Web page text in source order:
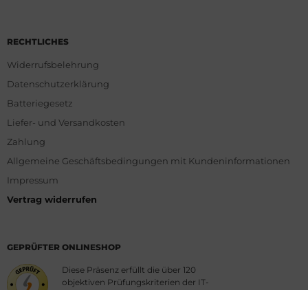
RECHTLICHES
Widerrufsbelehrung
Datenschutzerklärung
Batteriegesetz
Liefer- und Versandkosten
Zahlung
Allgemeine Geschäftsbedingungen mit Kundeninformationen
Impressum
Vertrag widerrufen
GEPRÜFTER ONLINESHOP
Diese Präsenz erfüllt die über 120
objektiven Prüfungskriterien der IT-